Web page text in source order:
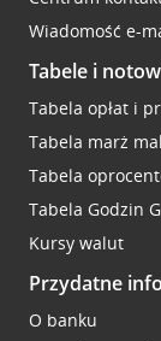
Wiadomość e-
Tabele i
Tabela opłat i
Tabela marż
Tabela
Tabela Godzin
Kursy walut
Przydatne
O banku